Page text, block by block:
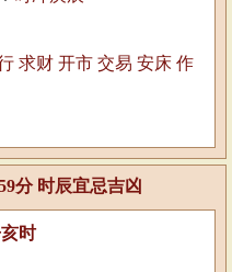
求财 开市 交易 安床 作
分 时辰宜忌吉凶
时